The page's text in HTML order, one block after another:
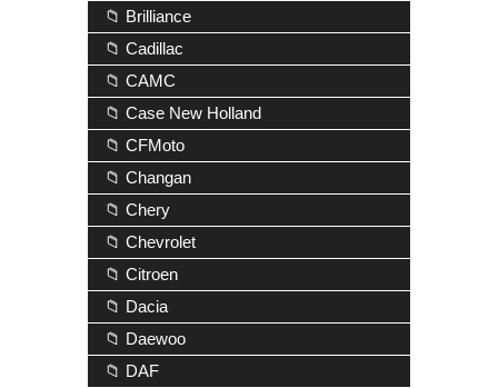
📁 Brilliance
📁 Cadillac
📁 CAMC
📁 Case New Holland
📁 CFMoto
📁 Changan
📁 Chery
📁 Chevrolet
📁 Citroen
📁 Dacia
📁 Daewoo
📁 DAF